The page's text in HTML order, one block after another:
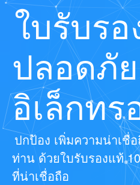
ใบรับร
ปลอดภัย
อิเล็กท
ปกป้อง เพิ่มความน่าเชื่
ท่าน ด้วยใบรับรองแท้
ที่น่าเชื่อถือ